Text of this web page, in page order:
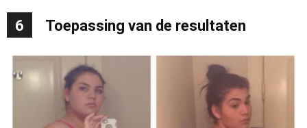
6 Toepassing van de resultaten